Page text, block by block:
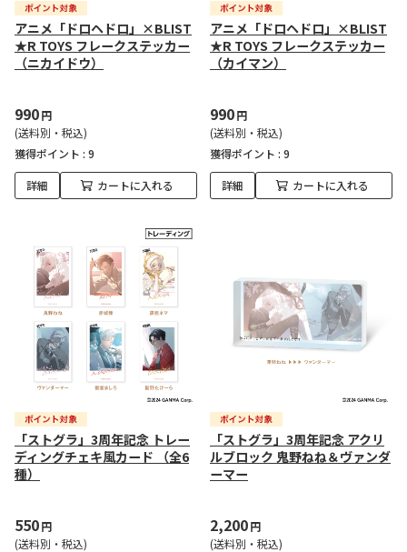
アニメ「ドロヘドロ」×BLIST
★R TOYS フレークステッカー
（ニカイドウ）
990円
(送料別・税込)
獲得ポイント : 9
詳細 カートに入れる
アニメ「ドロヘドロ」×BLIST
★R TOYS フレークステッカー
（カイマン）
990円
(送料別・税込)
獲得ポイント : 9
詳細 カートに入れる
「ストグラ」3周年記念 トレー
ディングチェキ風カード （全6
種）
550円
(送料別・税込)
「ストグラ」3周年記念 アクリ
ルブロック 鬼野ねね＆ヴァンダ
ーマー
2,200円
(送料別・税込)